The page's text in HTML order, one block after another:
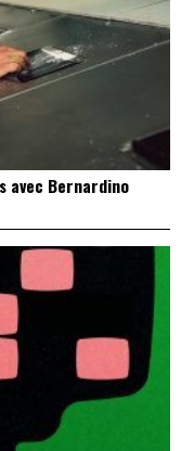
avec Bernardino